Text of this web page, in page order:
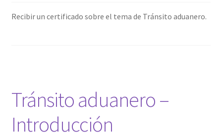
Recibir un certificado sobre el tema de Tránsito aduanero.
Tránsito aduanero –
Introducción